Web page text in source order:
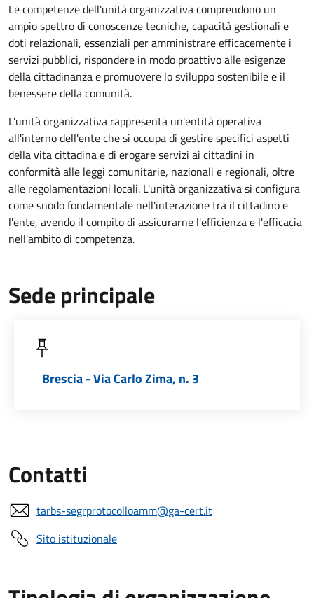
Le competenze dell'unità organizzativa comprendono un
ampio spettro di conoscenze tecniche, capacità gestionali e
doti relazionali, essenziali per amministrare efficacemente i
servizi pubblici, rispondere in modo proattivo alle esigenze
della cittadinanza e promuovere lo sviluppo sostenibile e il
benessere della comunità.
L'unità organizzativa rappresenta un'entità operativa
all'interno dell'ente che si occupa di gestire specifici aspetti
della vita cittadina e di erogare servizi ai cittadini in
conformità alle leggi comunitarie, nazionali e regionali, oltre
alle regolamentazioni locali. L'unità organizzativa si configura
come snodo fondamentale nell'interazione tra il cittadino e
l'ente, avendo il compito di assicurarne l'efficienza e l'efficacia
nell'ambito di competenza.
Sede principale
Brescia - Via Carlo Zima, n. 3
Contatti
tarbs-segrprotocolloamm@ga-cert.it
Sito istituzionale